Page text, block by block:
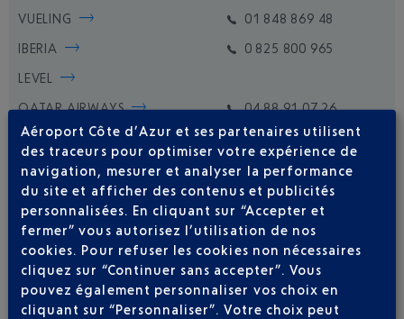
VUELING
01 848 869 48
IBERIA
0 825 800 965
LEVEL
QATAR AIRWAYS
04 88 91 07 26
Soyez notifié(e) de
toutes les évolutions
pour ce vol
Aéroport Côte d’Azur et ses partenaires utilisent
des traceurs pour optimiser votre expérience de
navigation, mesurer et analyser la performance
du site et afficher des contenus et publicités
personnalisées. En cliquant sur “Accepter et
fermer” vous autorisez l’utilisation de nos
cookies. Pour refuser les cookies non nécessaires
cliquez sur “Continuer sans accepter”. Vous
pouvez également personnaliser vos choix en
cliquant sur “Personnaliser”. Votre choix peut